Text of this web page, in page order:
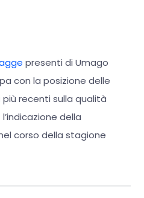
presenti di Umago
con la posizione delle
recenti sulla qualità
della
corso della stagione